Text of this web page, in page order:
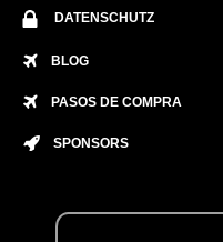
DATENSCHUTZ
BLOG
PASOS DE COMPRA
SPONSORS